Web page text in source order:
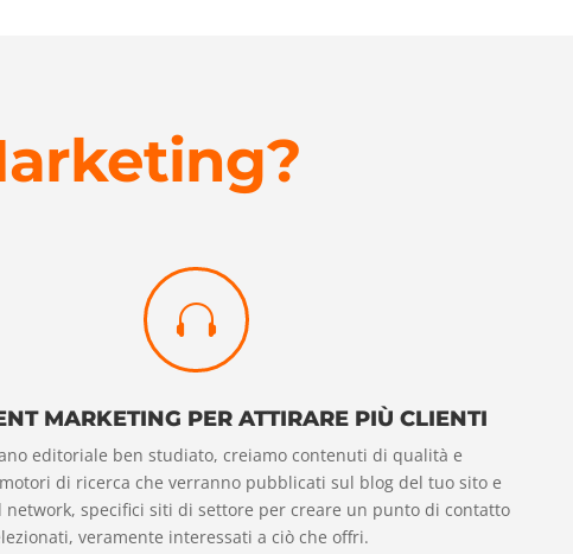

MARKETING PER ATTIRARE PIÙ CLIENTI
editoriale ben studiato, creiamo contenuti di qualità e
di ricerca che verranno pubblicati sul blog del tuo sito e
network, specifici siti di settore per creare un punto di contatto
veramente interessati a ciò che offri.